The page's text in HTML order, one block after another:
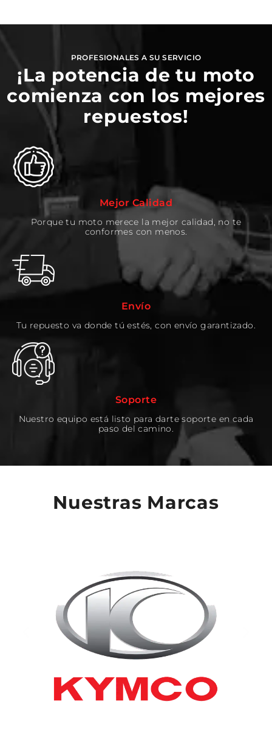
PROFESIONALES A SU SERVICIO
¡La potencia de tu moto
comienza con los mejores
repuestos!
Mejor Calidad
Porque tu moto merece la mejor calidad, no te
conformes con menos.
Envío
Tu repuesto va donde tú estés, con envío garantizado.
Soporte
Nuestro equipo está listo para darte soporte en cada
paso del camino.
Nuestras Marcas